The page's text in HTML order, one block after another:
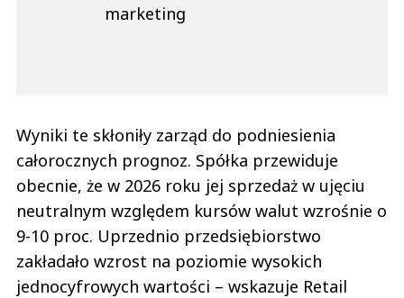
marketing
Wyniki te skłoniły zarząd do podniesienia
całorocznych prognoz. Spółka przewiduje
obecnie, że w 2026 roku jej sprzedaż w ujęciu
neutralnym względem kursów walut wzrośnie o
9-10 proc. Uprzednio przedsiębiorstwo
zakładało wzrost na poziomie wysokich
jednocyfrowych wartości – wskazuje Retail